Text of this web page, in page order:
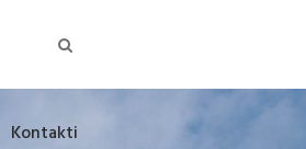
Kontakti